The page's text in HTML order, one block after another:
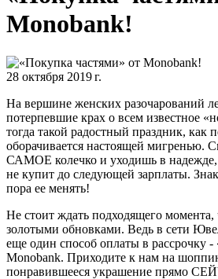
Monobank!
28 октября 2019 г.
На вершине женских разочарований
потерпевшие крах о всем известное
тогда такой радостный праздник, как
оборачивается настоящей мигренью.
САМОЕ колечко и уходишь в надежде,
не купит до следующей зарплаты.
пора ее менять!
Не стоит ждать подходящего момента,
золотыми обновками. Ведь в сети
еще один способ оплаты в рассрочку
Monobank. Приходите к нам на
понравившееся украшение прямо